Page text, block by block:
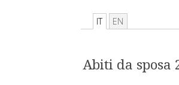
IT EN
Abiti da sposa